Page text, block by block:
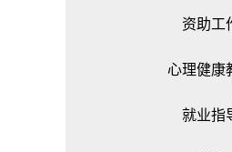
资助工
心理健康
就业指